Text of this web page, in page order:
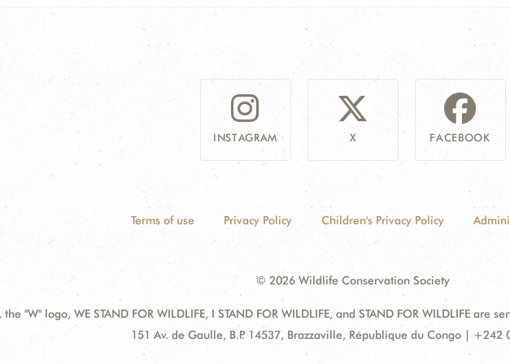
INSTAGRAM X FACEBOOK
Terms of use Privacy Policy Children's Privacy Policy
© 2026 Wildlife Conservation Society
the "W" logo, WE STAND FOR WILDLIFE, I STAND FOR WILDLIFE, and STAND FOR WILDLIFE are
Address:
151 Av. de Gaulle, B.P. 14537, Brazzaville, République du Congo | +242